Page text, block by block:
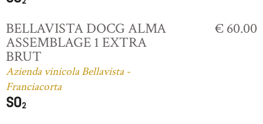
BELLAVISTA DOCG ALMA
ASSEMBLAGE 1 EXTRA
BRUT
Azienda vinicola Bellavista -
Franciacorta
€ 60.00